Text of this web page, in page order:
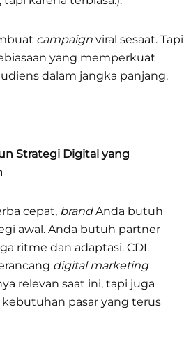
campaign viral sesaat. Tapi
yang memperkuat
dalam jangka panjang.
Strategi Digital yang
cepat, brandAnda butuh
awal. Anda butuh partner
ritme dan adaptasi. CDL
digital marketing
relevan saat ini, tapi juga
pasar yang terus